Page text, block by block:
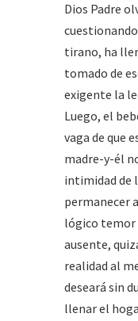
Dios Padre
tirano, ha
tomado de
exigente la
Luego, el
vaga de que
madre-y-él
intimidad de
permanecer
lógico temor
ausente,
realidad al
deseará sin
llenar el